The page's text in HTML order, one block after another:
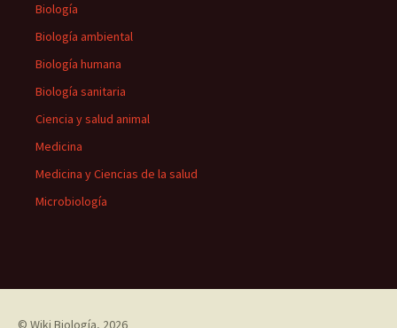
Biología
Biología ambiental
Biología humana
Biología sanitaria
Ciencia y salud animal
Medicina
Medicina y Ciencias de la salud
Microbiología
© Wiki Biología, 2026